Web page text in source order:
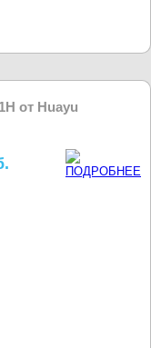
от Huayu